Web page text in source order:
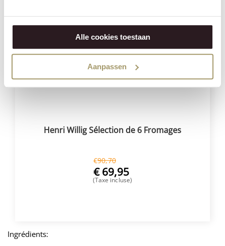
Alle cookies toestaan
Aanpassen
Réduction23%
Henri Willig Sélection de 6 Fromages
€90,70
€69,95
(Taxe incluse)
Ingrédients: